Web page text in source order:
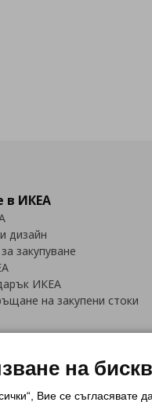
в ИКЕА
дизайн
закупуване
ИКЕА
на закупени стоки
на
Вие се съгласявате